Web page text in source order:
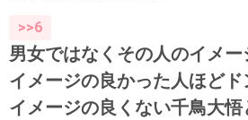
>>6
男女ではなくその人のイメー
イメージの良かった人ほど
イメージの良くない千鳥大